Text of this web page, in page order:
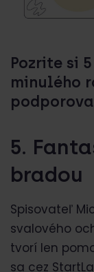
Pozrite si
minulého
5.
bradou
Spisovateľ
svalového
tvorí len
sa cez